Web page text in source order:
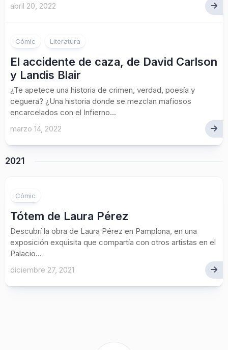
abril 20, 2022
Cómic Literatura
El accidente de caza, de David Carlson
y Landis Blair
¿Te apetece una historia de crimen, verdad, poesía y
ceguera? ¿Una historia donde se mezclan mafiosos
encarcelados con el Infierno...
marzo 14, 2022
2021
Cómic
Tótem de Laura Pérez
Descubrí la obra de Laura Pérez en Pamplona, en una
exposición exquisita que compartía con otros artistas en el
Palacio...
diciembre 27, 2021